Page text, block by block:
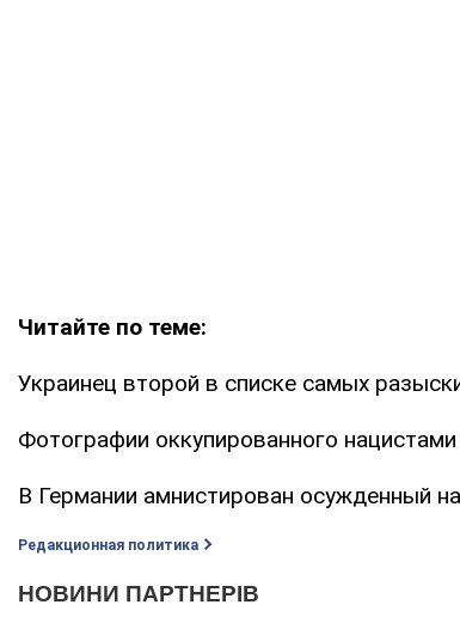
Читайте по теме:
Украинец второй в списке самых
Фотографии оккупированного
В Германии амнистирован осужденный
Редакционная политика